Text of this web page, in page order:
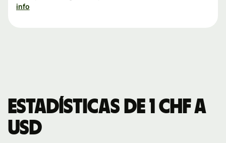
info
Estadísticas de 1 CHF a
USD